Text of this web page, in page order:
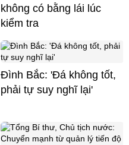
không có bằng lái lúc
kiểm tra
Đình Bắc: 'Đá không tốt,
phải tự suy nghĩ lại'